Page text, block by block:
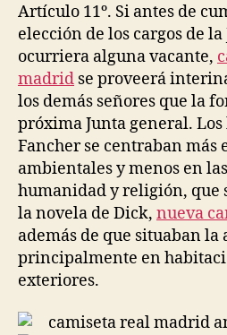
Artículo 11º. Si antes de
elección de los cargos de
ocurriera alguna vacante,
madrid se proveerá
los demás señores que la
próxima Junta general.
Fancher se centraban más
ambientales y menos en
humanidad y religión, que
la novela de Dick, nueva
además de que situaban la
principalmente en
exteriores.